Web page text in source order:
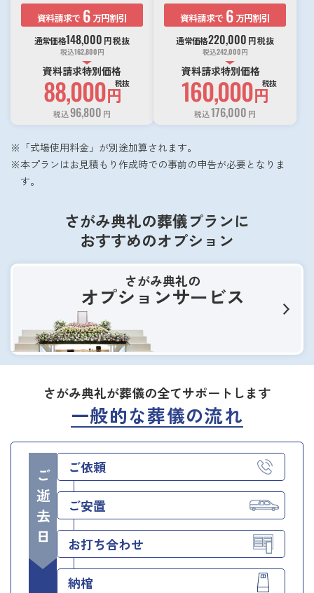
資料請求で 6 万円割引
通常価格148,000 円税抜
税込162,800円
資料請求特別価格
88,000円
税抜
税込96,800 円
資料請求で 6 万円割引
通常価格220,000 円税抜
税込242,000円
資料請求特別価格
160,000円
税抜
税込176,000 円
「式場使用料金」が別途加算されます。
本プランはお見積もり作成時での事前の申告が必要となりま
す。
さがみ典礼の葬儀プランに
おすすめのオプション
さがみ典礼の
オプションサービス
さがみ典礼が葬儀の全てサポートします
一般的な葬儀の流れ
ご逝去日 ご依頼
ご安置
お打ち合わせ
納棺